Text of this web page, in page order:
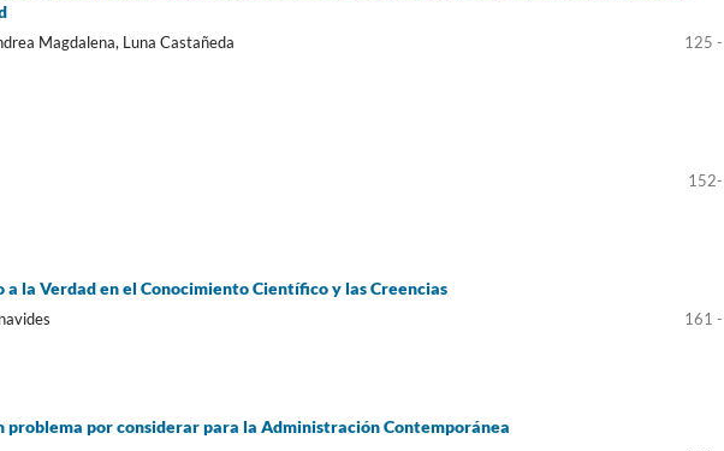
Magdalena, Luna Castañeda 125
la Verdad en el Conocimiento Científico y las Creencias
161
problema por considerar para la Administración Contemporánea